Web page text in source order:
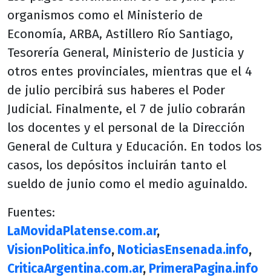
organismos como el Ministerio de
Economía, ARBA, Astillero Río Santiago,
Tesorería General, Ministerio de Justicia y
otros entes provinciales, mientras que el 4
de julio percibirá sus haberes el Poder
Judicial. Finalmente, el 7 de julio cobrarán
los docentes y el personal de la Dirección
General de Cultura y Educación. En todos los
casos, los depósitos incluirán tanto el
sueldo de junio como el medio aguinaldo.
Fuentes:
LaMovidaPlatense.com.ar,
VisionPolitica.info, NoticiasEnsenada.info,
CriticaArgentina.com.ar, PrimeraPagina.info